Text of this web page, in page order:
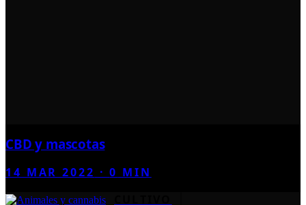
CBD y mascotas
14 MAR 2022 ·0 MIN